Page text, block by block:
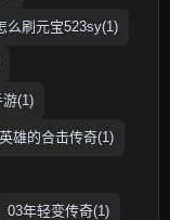
么刷元宝523sy(1)
游(1)
雄的合击传奇(1)
03年轻变传奇(1)